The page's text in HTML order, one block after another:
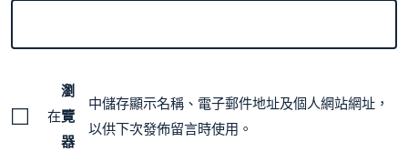
在
瀏
覽
器
中儲存顯示名稱、電子郵件地址及個人網站網址，
以供下次發佈留言時使用。